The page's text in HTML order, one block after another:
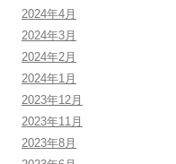
2024年4月
2024年3月
2024年2月
2024年1月
2023年12月
2023年11月
2023年8月